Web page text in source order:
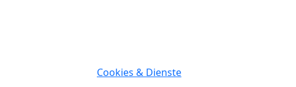
Cookies & Dienste